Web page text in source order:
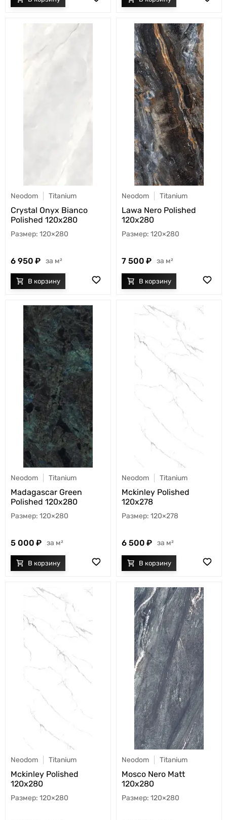
Neodom Titanium
Crystal Onyx Bianco
Polished 120x280
120×280
6 950 м²
Neodom Titanium
Lawa Nero Polished
120x280
120×280
7 500 м²
Neodom Titanium
Madagascar Green
Polished 120x280
120×280
5 000 м²
Neodom Titanium
Mckinley Polished
120x278
120×278
6 500 м²
Neodom Titanium
Mckinley Polished
120x280
120×280
Neodom Titanium
Mosco Nero Matt
120x280
120×280